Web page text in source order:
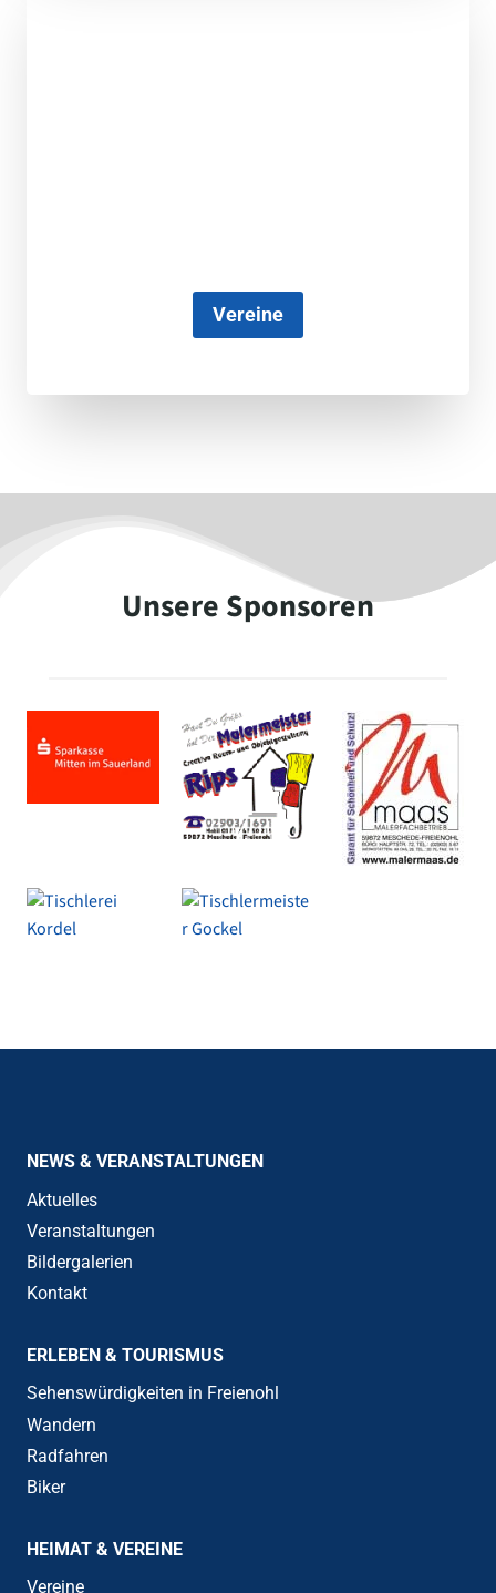
Vereine
Unsere Sponsoren
NEWS & VERANSTALTUNGEN
Aktuelles
Veranstaltungen
Bildergalerien
Kontakt
ERLEBEN & TOURISMUS
Sehenswürdigkeiten in Freienohl
Wandern
Radfahren
Biker
HEIMAT & VEREINE
Vereine